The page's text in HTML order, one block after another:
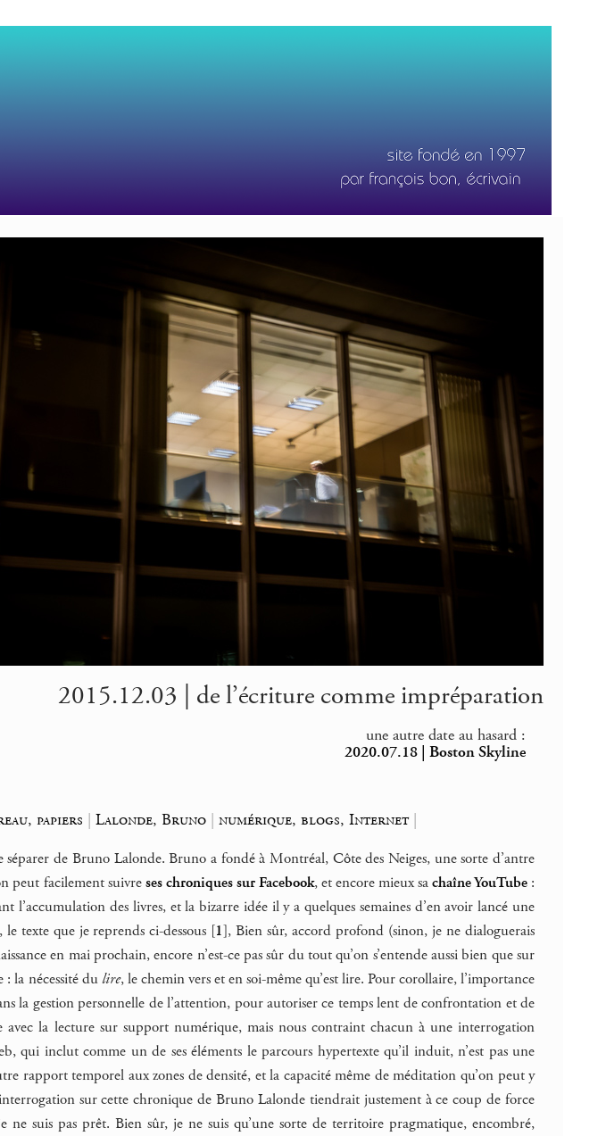
2015.12.03 | de l’écriture comme impréparation
une autre date au hasard :
2020.07.18 | Boston Skyline
papiers |Lalonde, Bruno |numérique, blogs, Internet|
de Bruno Lalonde. Bruno a fondé à Montréal, Côte des Neiges, une sorte d’antre
peut facilement suivreses chroniques sur Facebook, et encore mieux sachaîne YouTube :
l’accumulation des livres, et la bizarre idée il y a quelques semaines d’en avoir lancé une
texte que je reprends ci-dessous [1], Bien sûr, accord profond (sinon, je ne dialoguerais
en mai prochain, encore n’est-ce pas sûr du tout qu’on s’entende aussi bien que sur
: la nécessité dulire, le chemin vers et en soi-même qu’est lire. Pour corollaire, l’importance
la gestion personnelle de l’attention, pour autoriser ce temps lent de confrontation et de
avec la lecture sur support numérique, mais nous contraint chacun à une interrogation
qui inclut comme un de ses éléments le parcours hypertexte qu’il induit, n’est pas une
rapport temporel aux zones de densité, et la capacité même de méditation qu’on peut y
sur cette chronique de Bruno Lalonde tiendrait justement à ce coup de force
ne suis pas prêt. Bien sûr, je ne suis qu’une sorte de territoire pragmatique, encombré,